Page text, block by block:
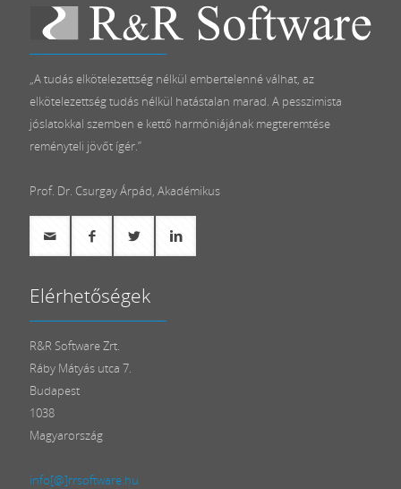
„A tudás elkötelezettség nélkül embertelenné válhat, az
elkötelezettség tudás nélkül hatástalan marad. A pesszimista
jóslatokkal szemben e kettő harmóniájának megteremtése
reményteli jövőt ígér.”
Prof. Dr. Csurgay Árpád, Akadémikus
Elérhetőségek
R&R Software Zrt.
Ráby Mátyás utca 7.
Budapest
1038
Magyarország
info[@]rrsoftware.hu